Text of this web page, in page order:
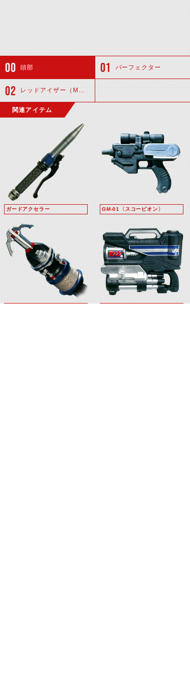
頭部 パーフェクター
レッドアイザー（MDSS・Ver2）
関連アイテム
ガードアクセラー GM-01〈スコーピオン〉